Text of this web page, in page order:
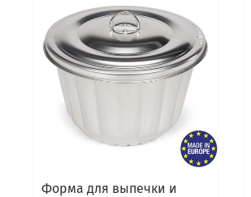
Форма для выпечки и